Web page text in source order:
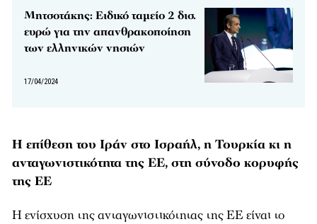
Μητσοτάκης: Ειδικό ταμείο 2 δισ.
ευρώ για την απανθρακοποίηση
των ελληνικών νησιών
17/04/2024
Η επίθεση του Ιράν στο Ισραήλ, η Τουρκία κι η
ανταγωνιστικότητα της ΕΕ, στη σύνοδο κορυφής
της ΕΕ
Η ενίσχυση της ανταγωνιστικότητας της ΕΕ είναι το